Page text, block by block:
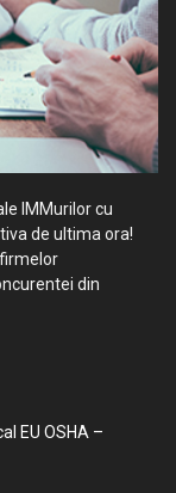
IMMurilor cu
de ultima ora!
din
EU OSHA –